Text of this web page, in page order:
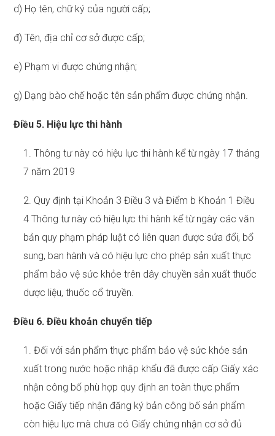
d) Họ tên, chữ ký của người cấp;
đ) Tên, địa chỉ cơ sở được cấp;
e) Phạm vi được chứng nhận;
g) Dạng bào chế hoặc tên sản phẩm được chứng nhận.
Điều 5. Hiệu lực thi hành
1. Thông tư này có hiệu lực thi hành kể từ ngày 17 tháng
7 năm 2019
2. Quy định tại Khoản 3 Điều 3 và Điểm b Khoản 1 Điều
4 Thông tư này có hiệu lực thi hành kể từ ngày các văn
bản quy phạm pháp luật có liên quan được sửa đổi, bổ
sung, ban hành và có hiệu lực cho phép sản xuất thực
phẩm bảo vệ sức khỏe trên dây chuyền sản xuất thuốc
dược liệu, thuốc cổ truyền.
Điều 6. Điều khoản chuyển tiếp
1. Đối với sản phẩm thực phẩm bảo vệ sức khỏe sản
xuất trong nước hoặc nhập khẩu đã được cấp Giấy xác
nhận công bố phù hợp quy định an toàn thực phẩm
hoặc Giấy tiếp nhận đăng ký bản công bố sản phẩm
còn hiệu lực mà chưa có Giấy chứng nhận cơ sở đủ